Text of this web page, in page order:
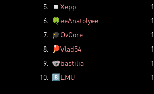
5.
◽ Xepp
6. 🍀eeAnatolyee
7. 🎓OvCore
8.
🏓Vlad54
9. 🐨bastilia
10. 8️⃣LMU